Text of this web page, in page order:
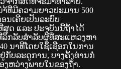
ທີ່ມີຄວາມຍາວປະມານ 500
ນເຄີຍເປັນລະບົບ
ສຸດ ແລະ ປະຈຸບັນນີ້ຖ້ຳໄດ້
ລຶກລັບສຳລັບຜູ້ທີ່ສະແຫວງຫາ
ນາທີໂດຍໃຊ້ເຊືອກໃນການ
ກັບລະດູການ, ບາງຄັ້ງທ່ານກໍ່
ງຫວ່າງພາຍໃນຂອງຖ້ຳ.